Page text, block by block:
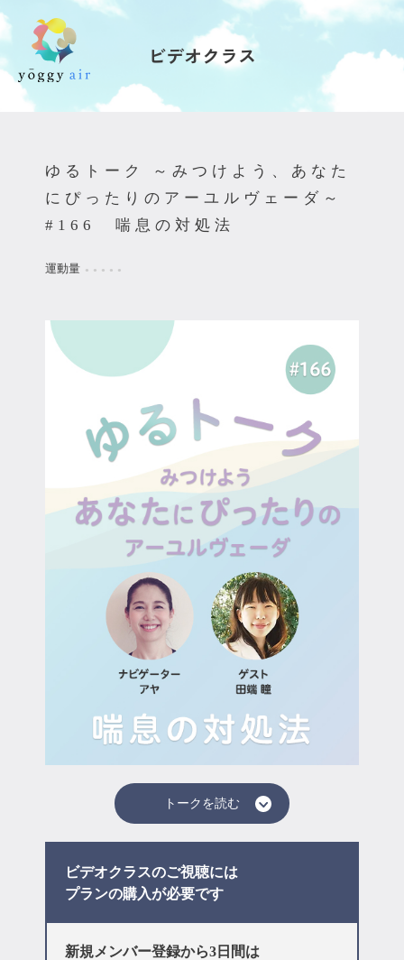
受講の流れ
インストラクター一覧
yoggy magazine
マイページ
会員規約について
クラス参加にあたっての同意書
特定商取引にかかわる表示
プライバシーポリシー
ビデオクラス
ゆるトーク ～みつけよう、あなた
にぴったりのアーユルヴェーダ～
#166 喘息の対処法
運動量 ● ● ● ● ●
トークを読む
ビデオクラスのご視聴には
プランの購入が必要です
新規メンバー登録から3日間は